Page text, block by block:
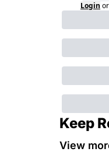
Login or
Keep
View